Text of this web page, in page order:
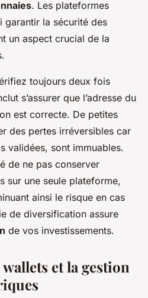
. Les plateformes
garantir la sécurité des
un aspect crucial de la
toujours deux fois
s’assurer que l’adresse du
est correcte. De petites
des pertes irréversibles car
validées, sont immuables.
de ne pas conserver
sur une seule plateforme,
ainsi le risque en cas
de diversification assure
de vos investissements.
et la gestion